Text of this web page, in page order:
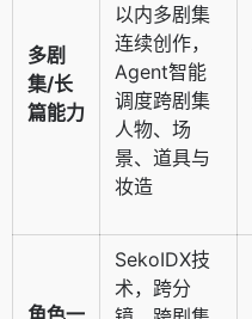
多剧
集/长
篇能力
以内多剧集
连续创作，
Agent智能
调度跨剧集
人物、场
景、道具与
妆造
角色一
SekoIDX技
术，跨分